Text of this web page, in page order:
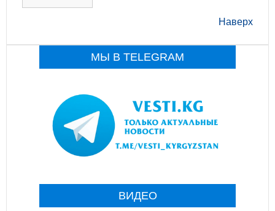
Наверх
МЫ В TELEGRAM
ВИДЕО